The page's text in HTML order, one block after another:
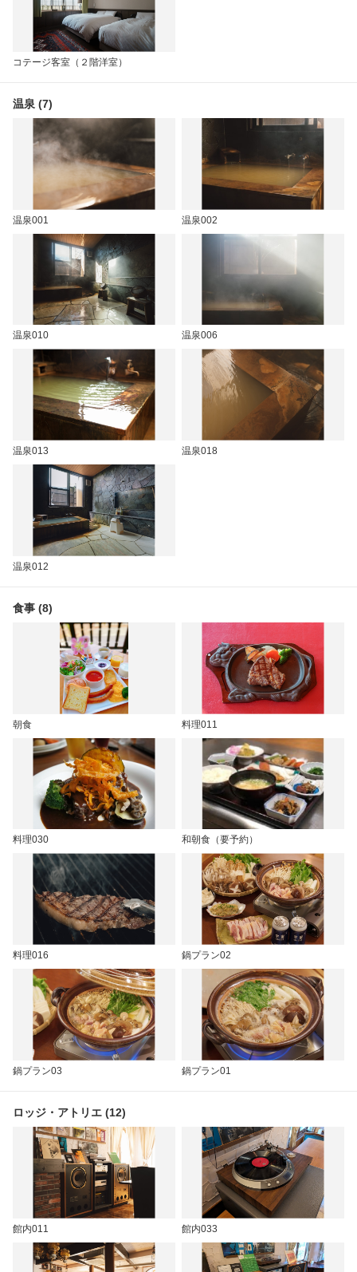
コテージ客室（２階洋室）
温泉 (7)
温泉001 温泉002
温泉010 温泉006
温泉013 温泉018
温泉012
食事 (8)
朝食 料理011
料理030 和朝食（要予約）
料理016 鍋プラン02
鍋プラン03 鍋プラン01
ロッジ・アトリエ (12)
館内011 館内033